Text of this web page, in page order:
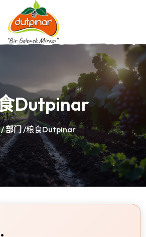
Dutpinar
/部门/粮食Dutpinar